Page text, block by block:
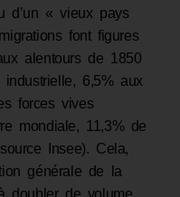
d’un « vieux pays
font figures
alentours de 1850
industrielle, 6,5% aux
forces vives
mondiale, 11,3% de
Insee). Cela,
générale de la